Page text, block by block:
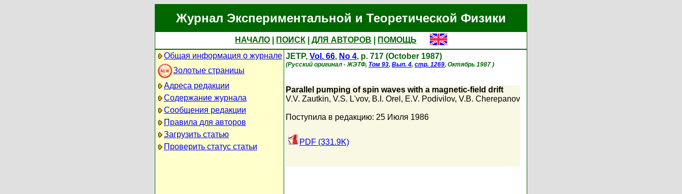
Журнал Экспериментальной и Теоретической Физики
НАЧАЛО ПОИСК ДЛЯ АВТОРОВ
ПОМОЩЬ
Общая информация о журнале
Золотые страницы
Адреса редакции
Содержание журнала
Сообщения редакции
Правила для авторов
Загрузить статью
Проверить статус статьи
JETP, Vol. 66, No 4, p. 717 (October 1987)
(Русский оригинал - ЖЭТФ, Том 93, Вып. 4, стр. 1269, Октябрь 1987 )
Parallel pumping of spin waves with a magnetic-field drift
V.V. Zautkin, V.S. L'vov, B.I. Orel , E.V. Podivilov, V.B. Cherepanov
Поступила в редакцию: 25 Июля 1986
PDF (331.9K)